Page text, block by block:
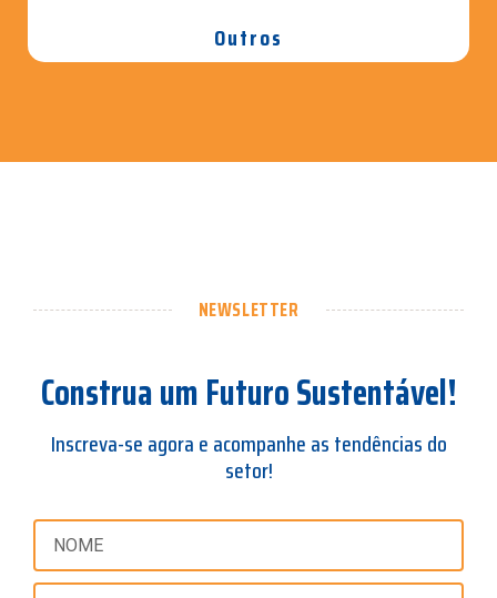
Outros
NEWSLETTER
Construa um Futuro Sustentável!
Inscreva-se agora e acompanhe as tendências do
setor!